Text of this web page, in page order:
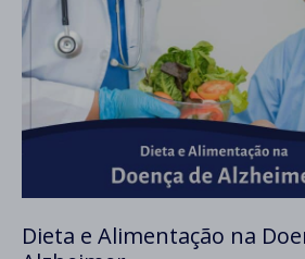
Dieta e Alimentação na